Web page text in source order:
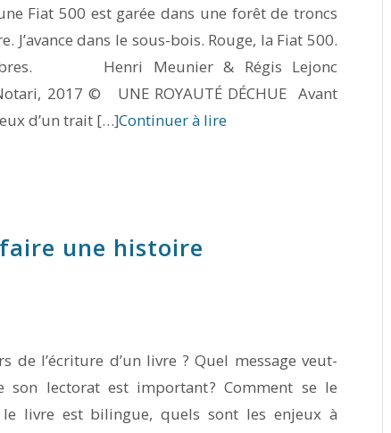
Fiat 500 est garée dans une forêt de troncs
J’avance dans le sous-bois. Rouge, la Fiat 500.
Henri Meunier & Régis Lejonc
2017 © UNE ROYAUTÉ DÉCHUE Avant
d’un trait […]Continuer à lire
une histoire
de l’écriture d’un livre ? Quel message veut-
son lectorat est important ? Comment se le
le livre est bilingue, quels sont les enjeux à